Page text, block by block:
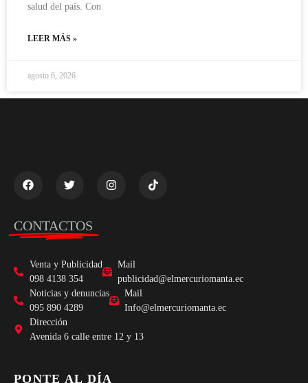
salud del país. Con
LEER MÁS »
agosto 6, 2026
CONTACTOS
Venta y Publicidad
098 4138 354
Mail
publicidad@elmercuriomanta.ec
Noticias y denuncias
095 890 4289
Mail
Info@elmercuriomanta.ec
Dirección
Avenida 6 calle entre 12 y 13
PONTE AL DÍA